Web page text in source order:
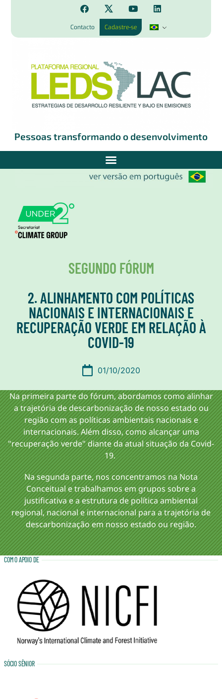
Contacto Cadastre-se
Pessoas transformando o desenvolvimento
SEGUNDO FÓRUM
2. ALINHAMENTO COM POLÍTICAS
NACIONAIS E INTERNACIONAIS E
RECUPERAÇÃO VERDE EM RELAÇÃO À
COVID-19
01/10/2020
Na primeira parte do fórum, abordamos como alinhar
a trajetória de descarbonização de nosso estado ou
região com as políticas ambientais nacionais e
internacionais. Além disso, como alcançar uma
"recuperação verde" diante da atual situação da Covid-
19.
Na segunda parte, nos concentramos na Nota
Conceitual e trabalhamos em grupos sobre a
justificativa e a estrutura de política ambiental
regional, nacional e internacional para a trajetória de
descarbonização em nosso estado ou região.
COM O APOIO DE
SÓCIO SÊNIOR